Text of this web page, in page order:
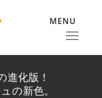
MENU
進化版！
の新色。